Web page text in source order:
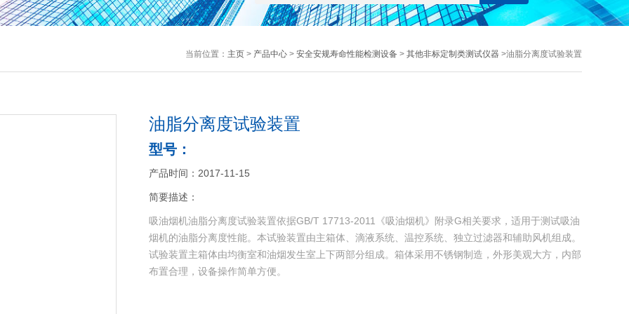
当前位置： 主页> 产品中心> 安全安规寿命性能检测设备> 其他非标定制类测试仪器 >油脂分离度试验装置
油脂分离度试验装置
型号：
产品时间：2017-11-15
简要描述：
吸油烟机油脂分离度试验装置依据GB/T 17713-2011《吸油烟机》附录G相关要求，适用于测试吸油
烟机的油脂分离度性能。本试验装置由主箱体、滴液系统、温控系统、独立过滤器和辅助风机组成。
试验装置主箱体由均衡室和油烟发生室上下两部分组成。箱体采用不锈钢制造，外形美观大方，内部
布置合理，设备操作简单方便。